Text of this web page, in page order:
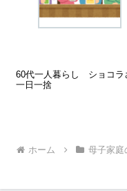
60代一人暮らし ショコラ
一日一捨
ホーム 母子家庭